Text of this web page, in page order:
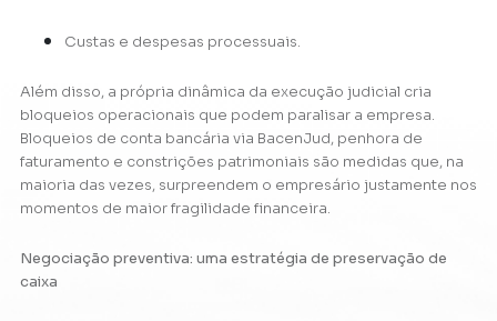
Custas e despesas processuais.
Além disso, a própria dinâmica da execução judicial cria
bloqueios operacionais que podem paralisar a empresa.
Bloqueios de conta bancária via BacenJud, penhora de
faturamento e constrições patrimoniais são medidas que, na
maioria das vezes, surpreendem o empresário justamente nos
momentos de maior fragilidade financeira.
Negociação preventiva: uma estratégia de preservação de
caixa